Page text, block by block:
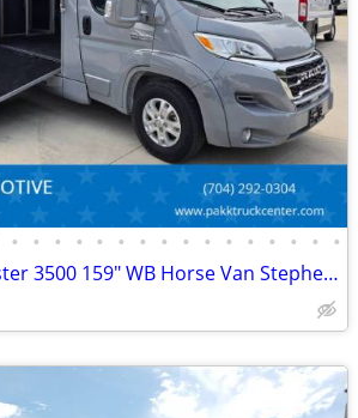
• • • • • • • • • • • • • • • •
2023 RAM ProMaster 3500 159" WB Horse Van Stephex HORSEBOX STX